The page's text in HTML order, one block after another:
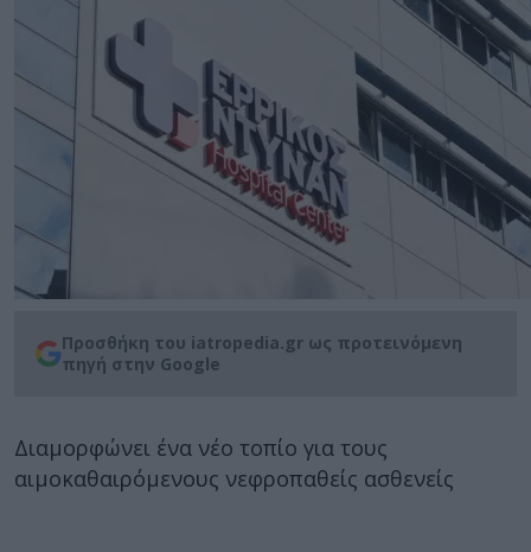
Προσθήκη του iatropedia.gr ως προτεινόμενη
πηγή στην Google
Διαμορφώνει ένα νέο τοπίο για τους
αιμοκαθαιρόμενους νεφροπαθείς ασθενείς